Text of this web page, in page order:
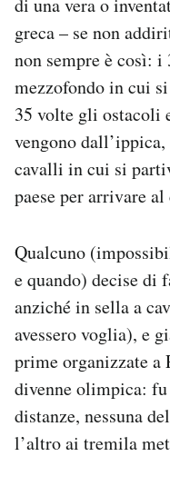
Hai bisogno di
Esci
di una vera o
greca – se non
non sempre è così:
mezzofondo in cui
35 volte gli ostacoli
vengono
cavalli in cui si
paese per arrivare
Qualcuno
e quando) decise di
anziché in sella a
avessero voglia), e
prime organizzate a
divenne olimpica:
distanze, nessuna
l’altro ai tremila